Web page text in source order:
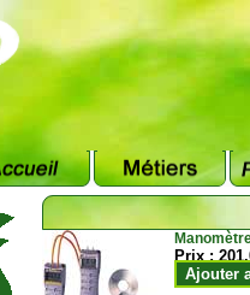
Prix :
Ajouter